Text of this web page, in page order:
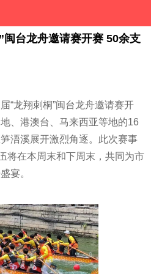
闽台龙舟邀请赛开赛 50余支
“龙翔刺桐”闽台龙舟邀请赛开
、港澳台、马来西亚等地的16
浯溪展开激烈角逐。此次赛事
将在本周末和下周末，共同为市
宴。